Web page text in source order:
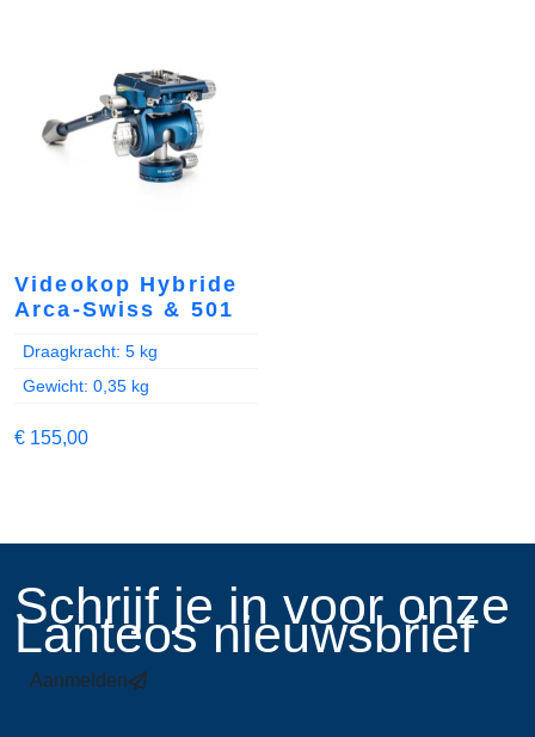
Videokop Hybride
Arca-Swiss & 501
Draagkracht: 5 kg
Gewicht: 0,35 kg
€ 155,00
​Schrijf je in voor onze
Lanteos nieuwsbrief
Aanmelden